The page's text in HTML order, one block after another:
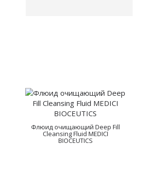
Флюид очищающий Deep Fill
Cleansing Fluid MEDICI
BIOCEUTICS